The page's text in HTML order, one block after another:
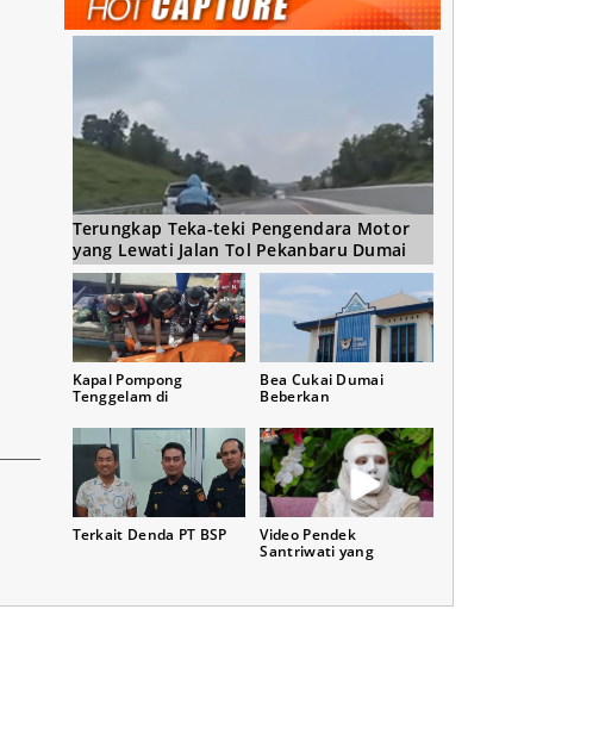
Terungkap Teka-teki Pengendara Motor
yang Lewati Jalan Tol Pekanbaru Dumai
Kapal Pompong
Tenggelam di
Bea Cukai Dumai
Beberkan
Terkait Denda PT BSP
Video Pendek
Santriwati yang